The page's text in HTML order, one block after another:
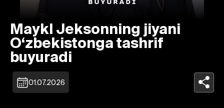
Maykl Jeksonning jiyani
O‘zbekistonga tashrif
buyuradi
01.07.2026